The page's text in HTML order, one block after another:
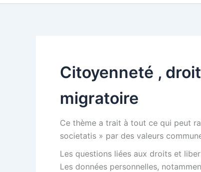
Citoyenneté ,
migratoire
Ce thème a trait à tout ce qui peut
societatis » par des valeurs
Les questions liées aux droits et
Les données personnelles,